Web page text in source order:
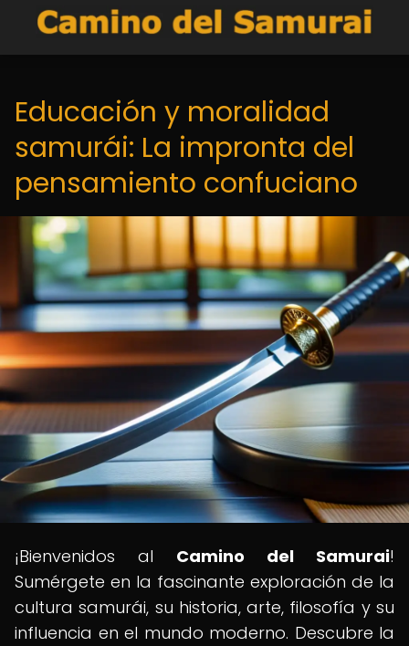
Educación y moralidad
samurái: La impronta del
pensamiento confuciano
¡Bienvenidos al Camino del Samurai!
Sumérgete en la fascinante exploración de la
cultura samurái, su historia, arte, filosofía y su
influencia en el mundo moderno. Descubre la